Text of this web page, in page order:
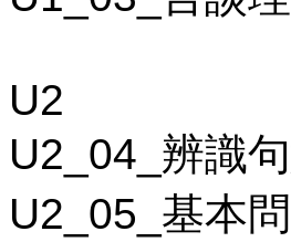
U2
U2_04_辨識
U2_05_基本